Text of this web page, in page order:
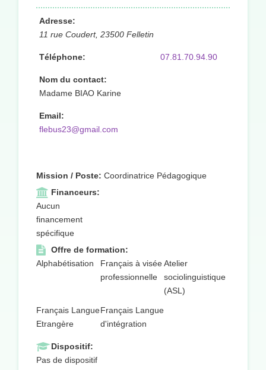
Adresse:
11 rue Coudert, 23500 Felletin
Téléphone: 07.81.70.94.90
Nom du contact:
Madame BIAO Karine
Email:
flebus23@gmail.com
Mission / Poste: Coordinatrice Pédagogique
Financeurs:
Aucun
financement
spécifique
Offre de formation:
Alphabétisation
Français à visée
professionnelle
Atelier
sociolinguistique
(ASL)
Français Langue
Etrangère
Français Langue
d'intégration
Dispositif:
Pas de dispositif